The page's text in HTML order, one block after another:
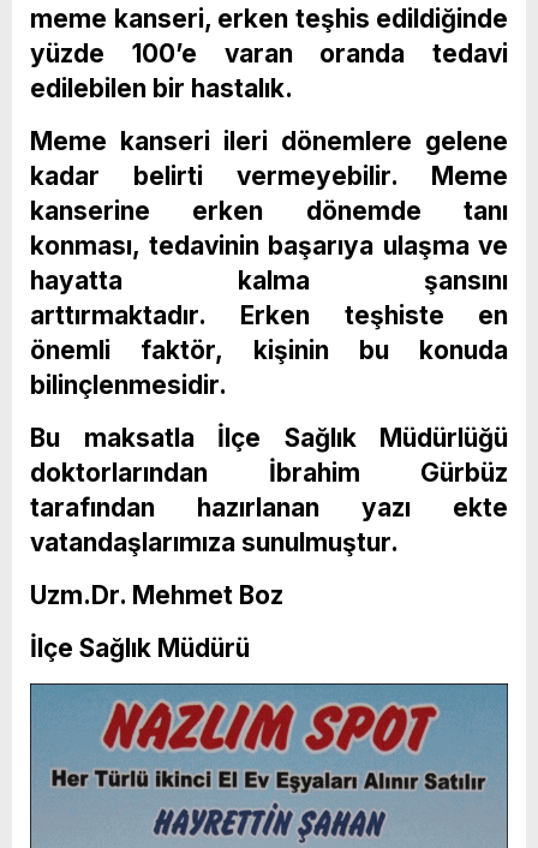
meme kanseri, erken teşhis edildiğinde
yüzde 100’e varan oranda tedavi
edilebilen bir hastalık.
Meme kanseri ileri dönemlere gelene
kadar belirti vermeyebilir. Meme
kanserine erken dönemde tanı
konması, tedavinin başarıya ulaşma ve
hayatta kalma şansını
arttırmaktadır. Erken teşhiste en
önemli faktör, kişinin bu konuda
bilinçlenmesidir.
Bu maksatla İlçe Sağlık Müdürlüğü
doktorlarından İbrahim Gürbüz
tarafından hazırlanan yazı ekte
vatandaşlarımıza sunulmuştur.
Uzm.Dr. Mehmet Boz
İlçe Sağlık Müdürü